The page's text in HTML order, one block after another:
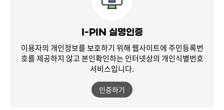
I-PIN 실명인증
이용자의 개인정보를 보호하기 위해 웹사이트에 주민등록번
호를 제공하지 않고본인확인하는 인터넷상의 개인식별번호
서비스입니다.
인증하기